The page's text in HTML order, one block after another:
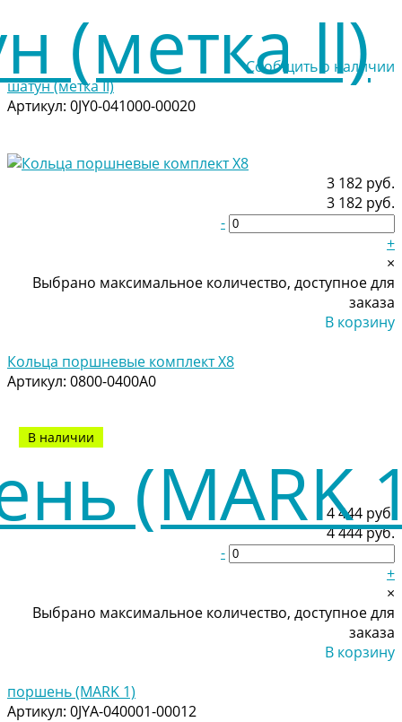
4 444 руб.
4 444 руб.
-
+
×
Выбрано максимальное количество, доступное для
заказа
В корзину
поршень (MARK 1)
Артикул: 0JYA-040001-00012
3 182 руб.
3 182 руб.
-
+
×
Выбрано максимальное количество, доступное для
заказа
В корзину
Кольца поршневые комплект Х8
Артикул: 0800-0400A0
В наличии
Сообщить о наличии
шатун (метка II)
Артикул: 0JY0-041000-00020